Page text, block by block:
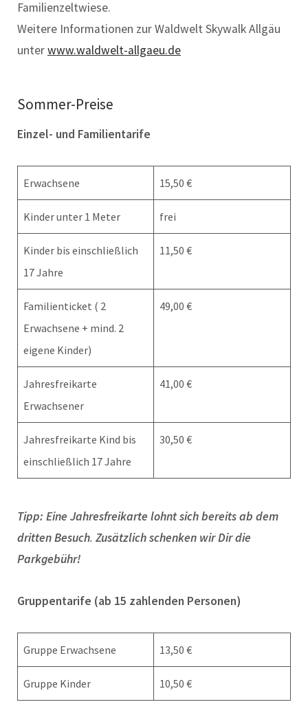
Familienzeltwiese.
Weitere Informationen zur Waldwelt Skywalk Allgäu
unterwww.waldwelt-allgaeu.de
Sommer-Preise
Einzel- und Familientarife
Erwachsene 15,50 €
Kinder unter 1 Meter frei
Kinder bis einschließlich
17 Jahre
11,50 €
Familienticket ( 2
Erwachsene + mind. 2
eigene Kinder)
49,00 €
Jahresfreikarte
Erwachsener
41,00 €
Jahresfreikarte Kind bis
einschließlich 17 Jahre
30,50 €
Tipp: Eine Jahresfreikarte lohnt sich bereits ab dem
dritten Besuch. Zusätzlich schenken wir Dir die
Parkgebühr!
Gruppentarife (ab 15 zahlenden Personen)
Gruppe Erwachsene 13,50 €
Gruppe Kinder 10,50 €